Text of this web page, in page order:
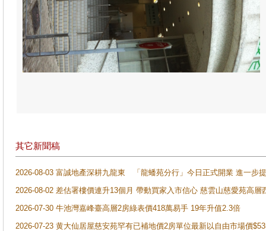
其它新聞稿
2026-08-03 富誠地產深耕九龍東 「龍蟠苑分行」今日正式開業 進一步
2026-08-02 差估署樓價連升13個月 帶動買家入市信心 慈雲山慈愛苑高層
2026-07-30 牛池灣嘉峰臺高層2房綠表價418萬易手 19年升值2.3倍
2026-07-23 黄大仙居屋慈安苑罕有已補地價2房單位最新以自由市場價